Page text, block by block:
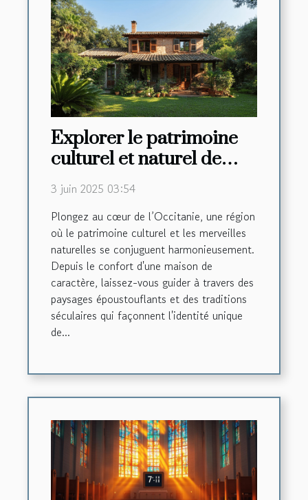
Explorer le patrimoine
culturel et naturel de
l'Occitanie depuis une
maison de caractère
3 juin 2025 03:54
Plongez au cœur de l’Occitanie, une région
où le patrimoine culturel et les merveilles
naturelles se conjuguent harmonieusement.
Depuis le confort d'une maison de
caractère, laissez-vous guider à travers des
paysages époustouflants et des traditions
séculaires qui façonnent l'identité unique
de...